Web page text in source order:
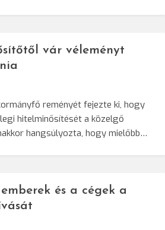
vár véleményt
reményét fejezte ki, hogy
hitelminősítését a közelgő
hangsúlyozta, hogy mielőbb…
és a cégek a